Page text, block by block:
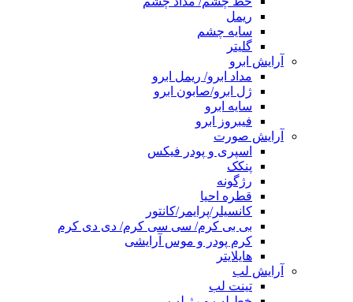
ریمل
سایه چشم
گلیتر
آرایش ابرو
مداد ابرو/ ریمل ابرو
ژل ابرو/صابون ابرو
سایه ابرو
فیبروز ابرو
آرایش صورت
اسپری و پودر فیکس
پنکک
رژگونه
قطره احیا
کانسیلر/پرایمر/کانتور
بی بی کرم/ سی سی کرم/ دی دی کرم
کرم پودر و موس آرایشی
هایلایتر
آرایش لب
تینت لب